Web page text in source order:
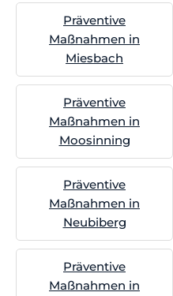
Präventive
Maßnahmen in
Miesbach
Präventive
Maßnahmen in
Moosinning
Präventive
Maßnahmen in
Neubiberg
Präventive
Maßnahmen in